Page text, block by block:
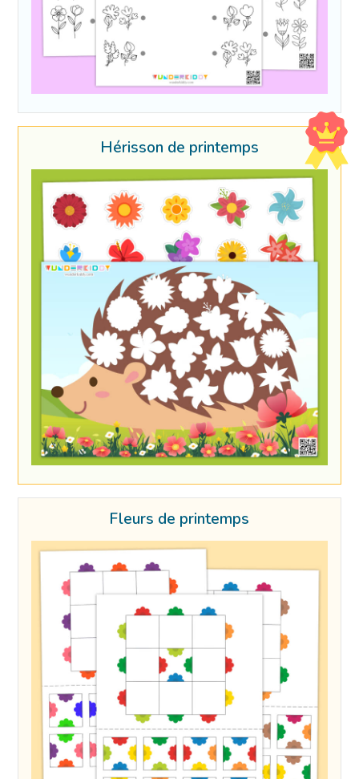
Hérisson de printemps
Fleurs de printemps